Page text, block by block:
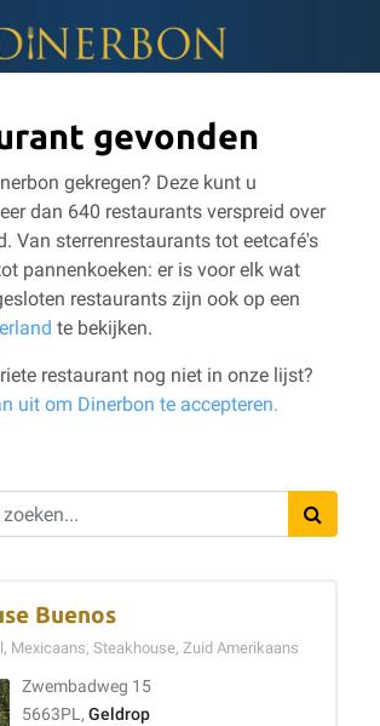
gevonden
gekregen? Deze kunt u
dan 640 restaurants verspreid over
Van sterrenrestaurants tot eetcafé's
pannenkoeken: er is voor elk wat
restaurants zijn ook op een
te bekijken.
restaurant nog niet in onze lijst?
uit om Dinerbon te accepteren.
Buenos
Mexicaans, Steakhouse, Zuid Amerikaans
Zwembadweg 15
5663PL, Geldrop